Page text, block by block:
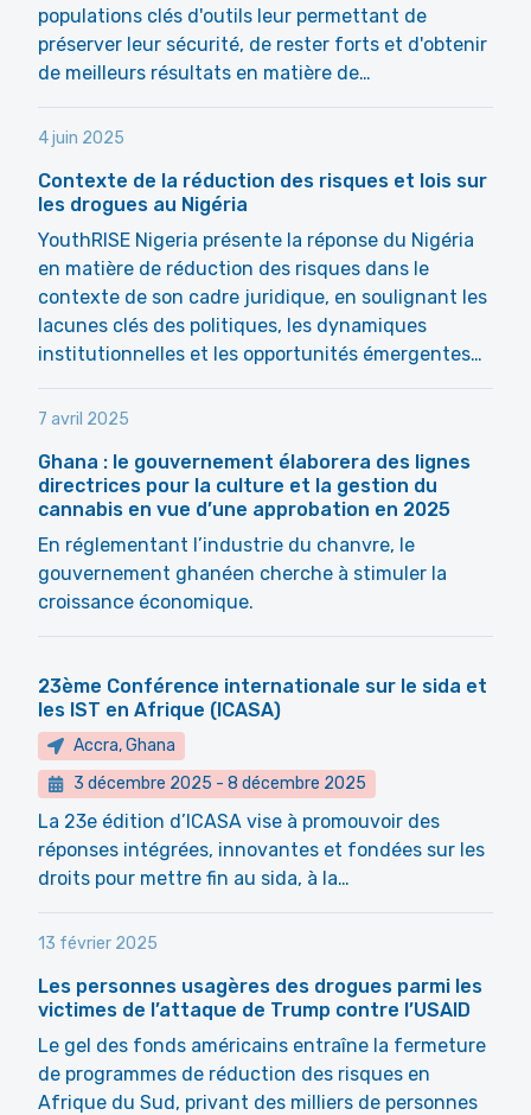
populations clés d'outils leur permettant de
préserver leur sécurité, de rester forts et d'obtenir
de meilleurs résultats en matière de…
4 juin 2025
Contexte de la réduction des risques et lois sur
les drogues au Nigéria
YouthRISE Nigeria présente la réponse du Nigéria
en matière de réduction des risques dans le
contexte de son cadre juridique, en soulignant les
lacunes clés des politiques, les dynamiques
institutionnelles et les opportunités émergentes…
7 avril 2025
Ghana : le gouvernement élaborera des lignes
directrices pour la culture et la gestion du
cannabis en vue d’une approbation en 2025
En réglementant l’industrie du chanvre, le
gouvernement ghanéen cherche à stimuler la
croissance économique.
23ème Conférence internationale sur le sida et
les IST en Afrique (ICASA)
Accra, Ghana
3 décembre 2025 - 8 décembre 2025
La 23e édition d’ICASA vise à promouvoir des
réponses intégrées, innovantes et fondées sur les
droits pour mettre fin au sida, à la…
13 février 2025
Les personnes usagères des drogues parmi les
victimes de l’attaque de Trump contre l’USAID
Le gel des fonds américains entraîne la fermeture
de programmes de réduction des risques en
Afrique du Sud, privant des milliers de personnes